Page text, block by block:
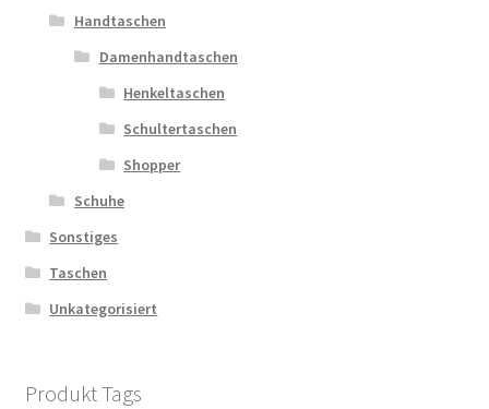
Handtaschen
Damenhandtaschen
Henkeltaschen
Schultertaschen
Shopper
Schuhe
Sonstiges
Taschen
Unkategorisiert
Produkt Tags